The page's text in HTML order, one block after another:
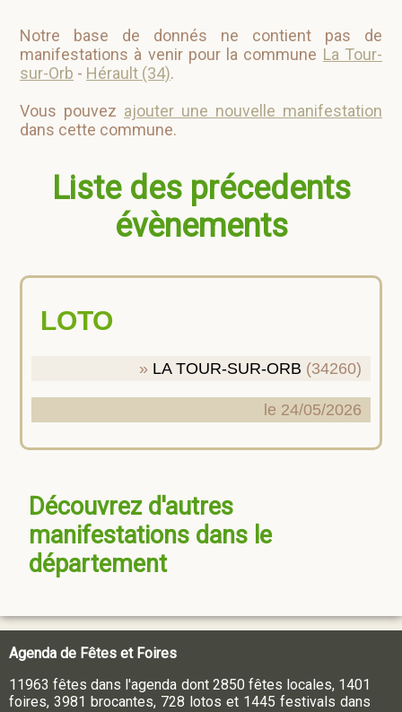
Notre base de donnés ne contient pas de
manifestations à venir pour la commune La Tour-
sur-Orb - Hérault (34).
Vous pouvez ajouter une nouvelle manifestation
dans cette commune.
Liste des précedents
évènements
LOTO
LA TOUR-SUR-ORB (34260)
le 24/05/2026
Découvrez d'autres
manifestations dans le
département
Agenda de Fêtes et Foires
11963 fêtes dans l'agenda dont 2850 fêtes locales, 1401
foires, 3981 brocantes, 728 lotos et 1445 festivals dans